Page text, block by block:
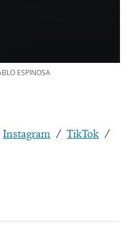
ESPINOSA
Instagram / TikTok /